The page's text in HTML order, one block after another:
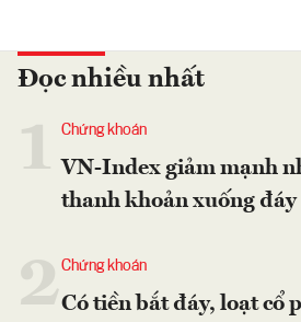
Đọc nhiều nhất
Chứng khoán
VN-Index giảm mạnh
thanh khoản xuống đáy
2Chứng khoán
Có tiền bắt đáy, loạt cổ